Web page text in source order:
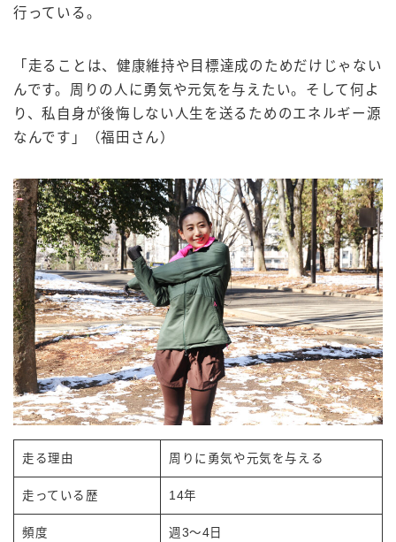
行っている。
「走ることは、健康維持や目標達成のためだけじゃない
んです。周りの人に勇気や元気を与えたい。そして何よ
り、私自身が後悔しない人生を送るためのエネルギー源
なんです」（福田さん）
走る理由 周りに勇気や元気を与える
走っている歴 14年
頻度 週3～4日